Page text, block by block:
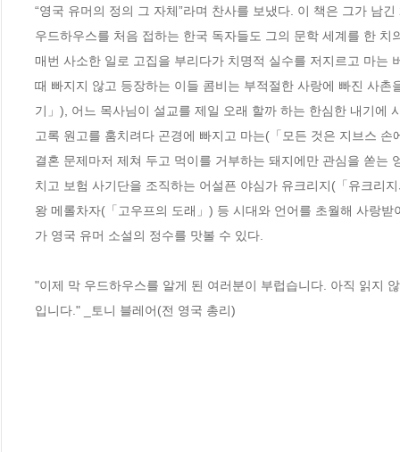
“영국 유머의 정의 그 자체”라며 찬사를 보냈다. 이 책은 그가 남
우드하우스를 처음 접하는 한국 독자들도 그의 문학 세계를 한 치
매번 사소한 일로 고집을 부리다가 치명적 실수를 저지르고 마는
때 빠지지 않고 등장하는 이들 콤비는 부적절한 사랑에 빠진 사촌
기」), 어느 목사님이 설교를 제일 오래 할까 하는 한심한 내기에
고록 원고를 훔치려다 곤경에 빠지고 마는(「모든 것은 지브스
결혼 문제마저 제쳐 두고 먹이를 거부하는 돼지에만 관심을 쏟
치고 보험 사기단을 조직하는 어설픈 야심가 유크리지(「유크리
왕 메롤차자(「고우프의 도래」) 등 시대와 언어를 초월해 사랑
가 영국 유머 소설의 정수를 맛볼 수 있다.
"이제 막 우드하우스를 알게 된 여러분이 부럽습니다. 아직 읽지
입니다." _토니 블레어(전 영국 총리)